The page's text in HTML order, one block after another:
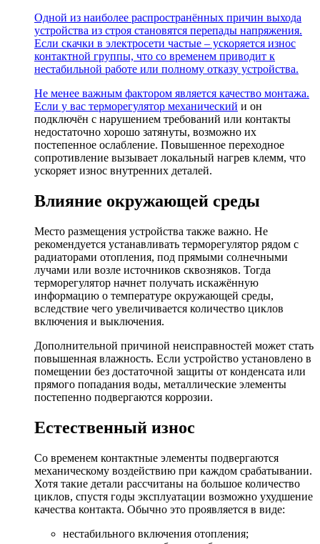
Одной из наиболее распространённых причин выхода
устройства из строя становятся перепады напряжения.
Если скачки в электросети частые – ускоряется износ
контактной группы, что со временем приводит к
нестабильной работе или полному отказу устройства.
Не менее важным фактором является качество монтажа.
Если у вас терморегулятор механический и он
подключён с нарушением требований или контакты
недостаточно хорошо затянуты, возможно их
постепенное ослабление. Повышенное переходное
сопротивление вызывает локальный нагрев клемм, что
ускоряет износ внутренних деталей.
Влияние окружающей среды
Место размещения устройства также важно. Не
рекомендуется устанавливать терморегулятор рядом с
радиаторами отопления, под прямыми солнечными
лучами или возле источников сквозняков. Тогда
терморегулятор начнет получать искажённую
информацию о температуре окружающей среды,
вследствие чего увеличивается количество циклов
включения и выключения.
Дополнительной причиной неисправностей может стать
повышенная влажность. Если устройство установлено в
помещении без достаточной защиты от конденсата или
прямого попадания воды, металлические элементы
постепенно подвергаются коррозии.
Естественный износ
Со временем контактные элементы подвергаются
механическому воздействию при каждом срабатывании.
Хотя такие детали рассчитаны на большое количество
циклов, спустя годы эксплуатации возможно ухудшение
качества контакта. Обычно это проявляется в виде:
нестабильного включения отопления;